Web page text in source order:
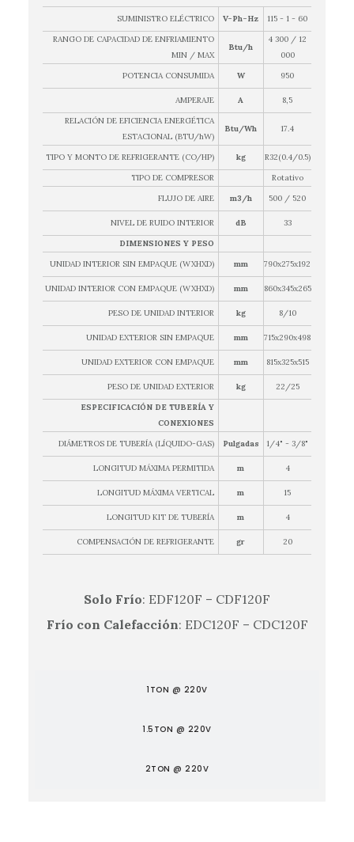
1TON @ 220V
1.5TON @ 220V
2TON @ 220V
SUMINISTRO ELÉCTRICO V-Ph-Hz
115 - 1 - 60
RANGO DE CAPACIDAD DE ENFRIAMIENTO
MIN / MAX
Btu/h
4 300 / 12
000
POTENCIA CONSUMIDA
W 950
AMPERAJE A
8,5
RELACIÓN DE EFICIENCIA ENERGÉTICA
ESTACIONAL (BTU/hW)
Btu/Wh 17.4
TIPO Y MONTO DE REFRIGERANTE (CO/HP) kg
R32(0.4/0.5)
TIPO DE COMPRESOR
Rotativo
FLUJO DE AIRE
m3/h 500 / 520
NIVEL DE RUIDO INTERIOR dB
33
DIMENSIONES Y PESO
UNIDAD INTERIOR SIN EMPAQUE (WXHXD)
mm 790x275x192
UNIDAD INTERIOR CON EMPAQUE (WXHXD) mm 860x345x265
PESO DE UNIDAD INTERIOR kg 8/10
UNIDAD EXTERIOR SIN EMPAQUE mm 715x290x498
UNIDAD EXTERIOR CON EMPAQUE mm 815x325x515
PESO DE UNIDAD EXTERIOR kg
22/25
ESPECIFICACIÓN DE TUBERÍA Y
CONEXIONES
DIÁMETROS DE TUBERÍA (LÍQUIDO-GAS)
Pulgadas 1/4" - 3/8"
LONGITUD MÁXIMA PERMITIDA m 4
LONGITUD MÁXIMA VERTICAL m 15
LONGITUD KIT DE TUBERÍA m 4
COMPENSACIÓN DE REFRIGERANTE gr 20
Solo Frío: EDF120F – CDF120F
Frío con Calefacción: EDC120F – CDC120F